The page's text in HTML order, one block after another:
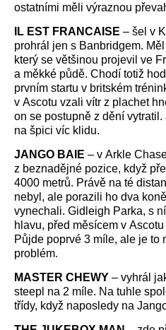
ostatními měli výraznou
IL EST FRANCAISE – šel v
prohrál jen s Banbridgem.
který se většinou projevil ve
a měkké půdě. Chodí totiž
prvním startu v britském
v Ascotu vzali vítr z plachet
on se postupně z dění
na špici víc klidu.
JANGO BAIE – v Arkle
z beznadějné pozice, když
4000 metrů. Právě na té
nebyl, ale porazili ho dva
vynechali. Gidleigh Parka, s
hlavu, před měsícem v
Půjde poprvé 3 míle, ale je to
problém.
MASTER CHEWY – vyhrál
steepl na 2 míle. Na tuhle
třídy, když naposledy na